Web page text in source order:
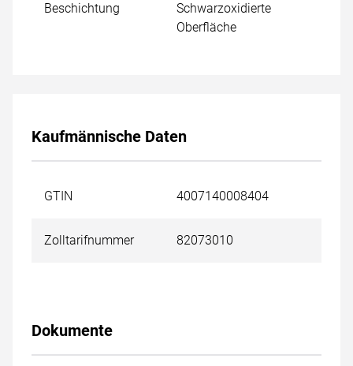
Beschichtung
Schwarzoxidierte
Oberfläche
Kaufmännische Daten
GTIN 4007140008404
Zolltarifnummer 82073010
Dokumente